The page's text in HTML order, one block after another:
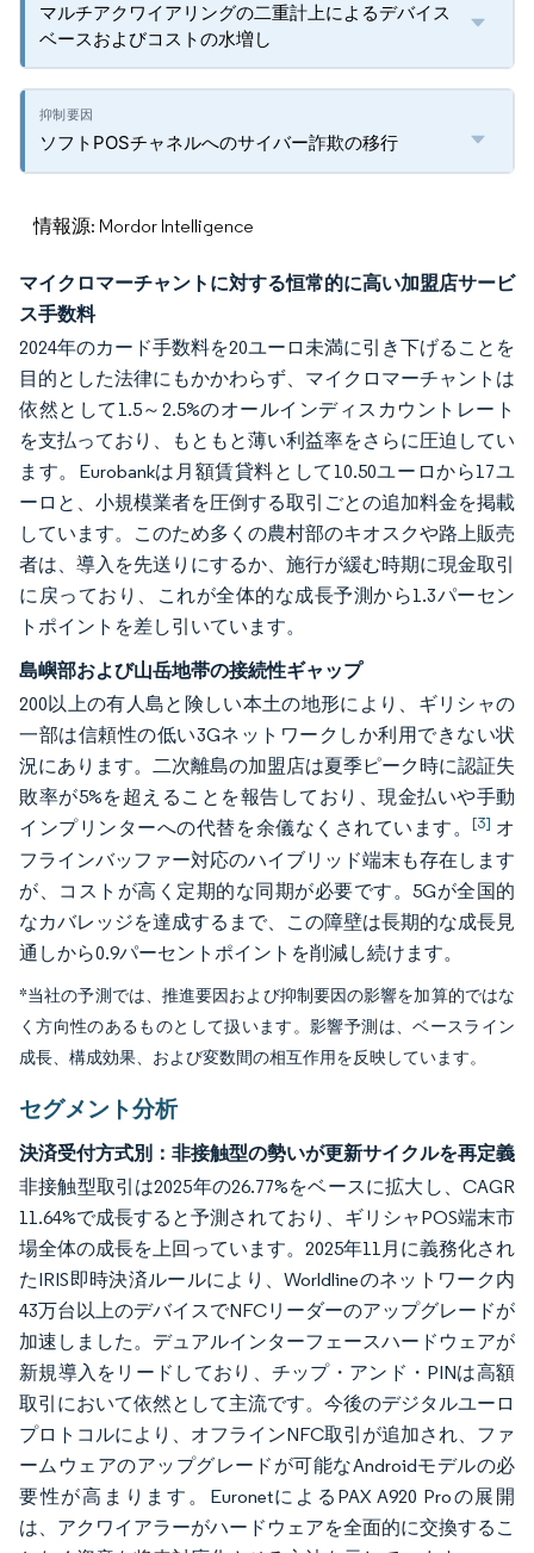
マルチアクワイアリングの二重計上によるデバイス
ベースおよびコストの水増し
ソフトPOSチャネルへのサイバー詐欺の移行
情報源: Mordor Intelligence
マイクロマーチャントに対する恒常的に高い加盟店サービ
ス手数料
2024年のカード手数料を20ユーロ未満に引き下げることを
目的とした法律にもかかわらず、マイクロマーチャントは
依然として1.5～2.5%のオールインディスカウントレート
を支払っており、もともと薄い利益率をさらに圧迫してい
ます。Eurobankは月額賃貸料として10.50ユーロから17ユ
ーロと、小規模業者を圧倒する取引ごとの追加料金を掲載
しています。このため多くの農村部のキオスクや路上販売
者は、導入を先送りにするか、施行が緩む時期に現金取引
に戻っており、これが全体的な成長予測から1.3パーセン
トポイントを差し引いています。
島嶼部および山岳地帯の接続性ギャップ
200以上の有人島と険しい本土の地形により、ギリシャの
一部は信頼性の低い3Gネットワークしか利用できない状
況にあります。二次離島の加盟店は夏季ピーク時に認証失
敗率が5%を超えることを報告しており、現金払いや手動
インプリンターへの代替を余儀なくされています。[3] オ
フラインバッファー対応のハイブリッド端末も存在します
が、コストが高く定期的な同期が必要です。5Gが全国的
なカバレッジを達成するまで、この障壁は長期的な成長見
通しから0.9パーセントポイントを削減し続けます。
*当社の予測では、推進要因および抑制要因の影響を加算的ではな
く方向性のあるものとして扱います。影響予測は、ベースライン
成長、構成効果、および変数間の相互作用を反映しています。
セグメント分析
決済受付方式別：非接触型の勢いが更新サイクルを再定義
非接触型取引は2025年の26.77%をベースに拡大し、CAGR
11.64%で成長すると予測されており、ギリシャPOS端末市
場全体の成長を上回っています。2025年11月に義務化され
たIRIS即時決済ルールにより、Worldlineのネットワーク内
43万台以上のデバイスでNFCリーダーのアップグレードが
加速しました。デュアルインターフェースハードウェアが
新規導入をリードしており、チップ・アンド・PINは高額
取引において依然として主流です。今後のデジタルユーロ
プロトコルにより、オフラインNFC取引が追加され、ファ
ームウェアのアップグレードが可能なAndroidモデルの必
要性が高まります。EuronetによるPAX A920 Proの展開
は、アクワイアラーがハードウェアを全面的に交換するこ